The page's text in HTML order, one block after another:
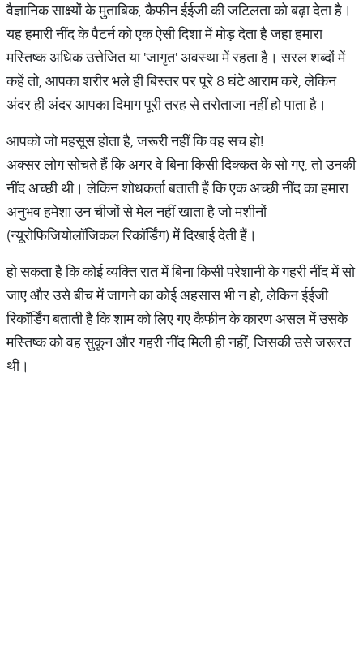
वैज्ञानिक साक्ष्यों के मुताबिक, कैफीन ईईजी की जटिलता को बढ़ा देता है।
यह हमारी नींद के पैटर्न को एक ऐसी दिशा में मोड़ देता है जहा हमारा
मस्तिष्क अधिक उत्तेजित या 'जागृत' अवस्था में रहता है। सरल शब्दों में
कहें तो, आपका शरीर भले ही बिस्तर पर पूरे 8 घंटे आराम करे, लेकिन
अंदर ही अंदर आपका दिमाग पूरी तरह से तरोताजा नहीं हो पाता है।
आपको जो महसूस होता है, जरूरी नहीं कि वह सच हो!
अक्सर लोग सोचते हैं कि अगर वे बिना किसी दिक्कत के सो गए, तो उनकी
नींद अच्छी थी। लेकिन शोधकर्ता बताती हैं कि एक अच्छी नींद का हमारा
अनुभव हमेशा उन चीजों से मेल नहीं खाता है जो मशीनों
(न्यूरोफिजियोलॉजिकल रिकॉर्डिंग) में दिखाई देती हैं।
हो सकता है कि कोई व्यक्ति रात में बिना किसी परेशानी के गहरी नींद में सो
जाए और उसे बीच में जागने का कोई अहसास भी न हो, लेकिन ईईजी
रिकॉर्डिंग बताती है कि शाम को लिए गए कैफीन के कारण असल में उसके
मस्तिष्क को वह सुकून और गहरी नींद मिली ही नहीं, जिसकी उसे जरूरत
थी।